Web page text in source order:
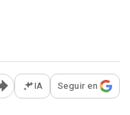
Abrir opciones para
IA Seguir en